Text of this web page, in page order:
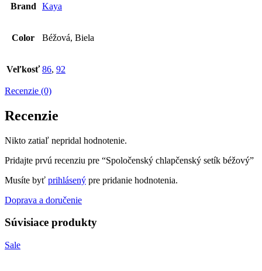
Brand Kaya
Color Béžová, Biela
Veľkosť 86, 92
Recenzie (0)
Recenzie
Nikto zatiaľ nepridal hodnotenie.
Pridajte prvú recenziu pre “Spoločenský chlapčenský setík béžový”
Musíte byť prihlásený pre pridanie hodnotenia.
Doprava a doručenie
Súvisiace produkty
Sale